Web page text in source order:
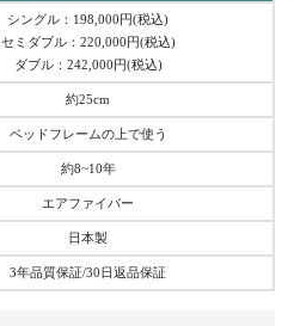
シングル：198,000円(税込)
セミダブル：220,000円(税込)
ダブル：242,000円(税込)
約25cm
ベッドフレームの上で使う
約8~10年
エアファイバー
日本製
3年品質保証/30日返品保証